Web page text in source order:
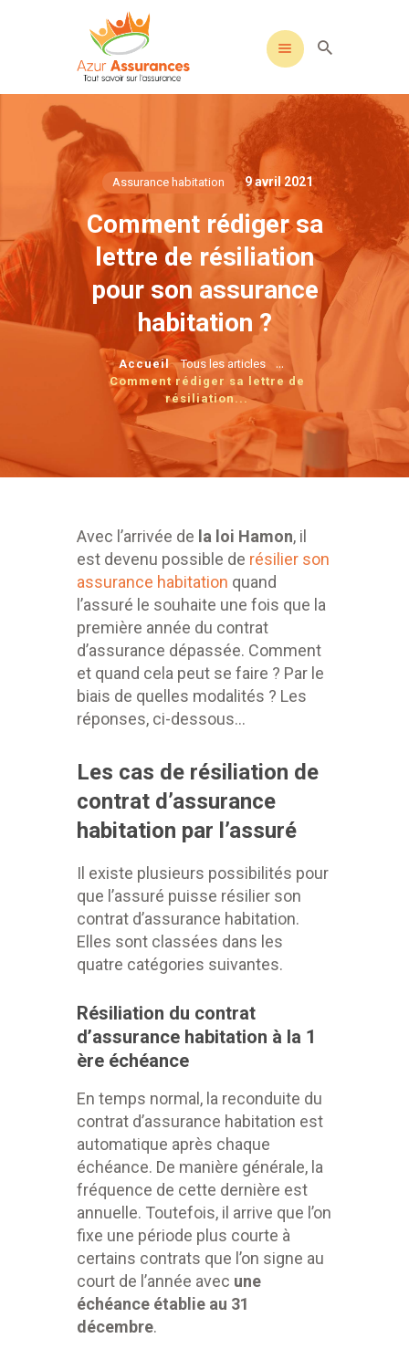
Assurance habitation 9 avril 2021
Comment rédiger sa
lettre de résiliation
pour son assurance
habitation ?
Accueil Tous les articles ...
Comment rédiger sa lettre de
résiliation...
Avec l’arrivée de la loi Hamon, il
est devenu possible de résilier son
assurance habitation quand
l’assuré le souhaite une fois que la
première année du contrat
d’assurance dépassée. Comment
et quand cela peut se faire ? Par le
biais de quelles modalités ? Les
réponses, ci-dessous…
Les cas de résiliation de
contrat d’assurance
habitation par l’assuré
Il existe plusieurs possibilités pour
que l’assuré puisse résilier son
contrat d’assurance habitation.
Elles sont classées dans les
quatre catégories suivantes.
Résiliation du contrat
d’assurance habitation à la 1
ère échéance
En temps normal, la reconduite du
contrat d’assurance habitation est
automatique après chaque
échéance. De manière générale, la
fréquence de cette dernière est
annuelle. Toutefois, il arrive que l’on
fixe une période plus courte à
certains contrats que l’on signe au
court de l’année avec une
échéance établie au 31
décembre.